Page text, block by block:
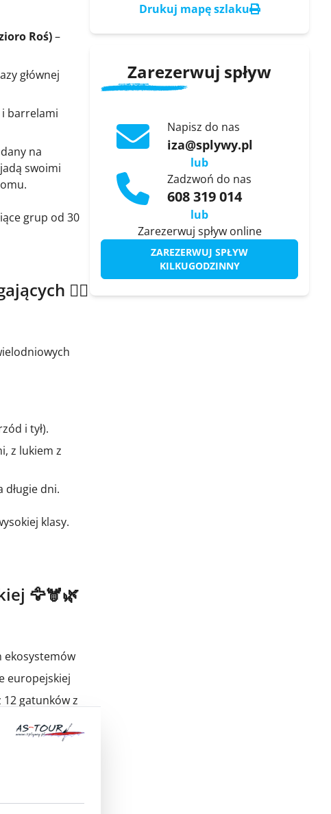
Roś)–
głównej
i barrelami
na
swoimi
grup od 30
🚣‍♂️
i tył).
z lukiem z
długie dni.
klasy.
🦅🫎🌿
ekosystemów
europejskiej
12 gatunków z
Drukuj mapę szlaku
Zarezerwuj spływ
Napisz do nas
iza@splywy.pl
lub
Zadzwoń do nas
608 319 014
lub
Zarezerwuj spływ online
ZAREZERWUJ SPŁYW
KILKUGODZINNY